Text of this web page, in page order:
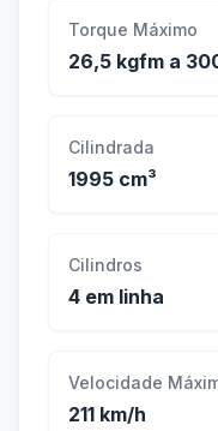
Torque Máximo
26,5 kgfm a
Cilindrada
1995 cm³
Cilindros
4 em linha
Velocidade
211 km/h